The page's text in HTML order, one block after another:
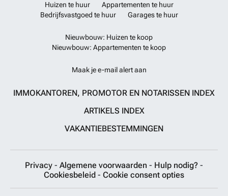
Huizen te huur
Appartementen te huur
Bedrijfsvastgoed te huur
Garages te huur
Nieuwbouw: Huizen te koop
Nieuwbouw: Appartementen te koop
Maak je e-mail alert aan
IMMOKANTOREN, PROMOTOR EN NOTARISSEN INDEX
ARTIKELS INDEX
VAKANTIEBESTEMMINGEN
Privacy - Algemene voorwaarden - Hulp nodig? -
Cookiesbeleid - Cookie consent opties